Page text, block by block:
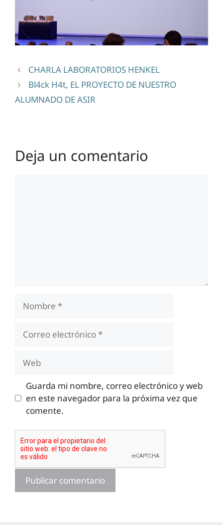
CHARLA LABORATORIOS HENKEL
Bl4ck H4t, EL PROYECTO DE NUESTRO
ALUMNADO DE ASIR
Deja un comentario
Nombre
Correo
electrónico
Guarda mi nombre, correo electrónico y web
en este navegador para la próxima vez que
comente.